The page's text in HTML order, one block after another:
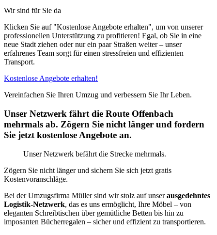
Wir sind für Sie da
Klicken Sie auf "Kostenlose Angebote erhalten", um von unserer
professionellen Unterstützung zu profitieren! Egal, ob Sie in eine
neue Stadt ziehen oder nur ein paar Straßen weiter – unser
erfahrenes Team sorgt für einen stressfreien und effizienten
Transport.
Kostenlose Angebote erhalten!
Vereinfachen Sie Ihren Umzug und verbessern Sie Ihr Leben.
Unser Netzwerk fährt die Route Offenbach
mehrmals ab. Zögern Sie nicht länger und fordern
Sie jetzt kostenlose Angebote an.
Unser Netzwerk befährt die Strecke mehrmals.
Zögern Sie nicht länger und sichern Sie sich jetzt gratis
Kostenvoranschläge.
Bei der Umzugsfirma Müller sind wir stolz auf unserausgedehntes
Logistik-Netzwerk, das es uns ermöglicht, Ihre Möbel – von
eleganten Schreibtischen über gemütliche Betten bis hin zu
imposanten Bücherregalen – sicher und effizient zu transportieren.